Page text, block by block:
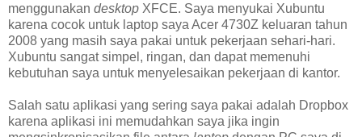
menggunakan desktop XFCE. Saya menyukai Xubuntu
karena cocok untuk laptop saya Acer 4730Z keluaran tahun
2008 yang masih saya pakai untuk pekerjaan sehari-hari.
Xubuntu sangat simpel, ringan, dan dapat memenuhi
kebutuhan saya untuk menyelesaikan pekerjaan di kantor.
Salah satu aplikasi yang sering saya pakai adalah Dropbox
karena aplikasi ini memudahkan saya jika ingin